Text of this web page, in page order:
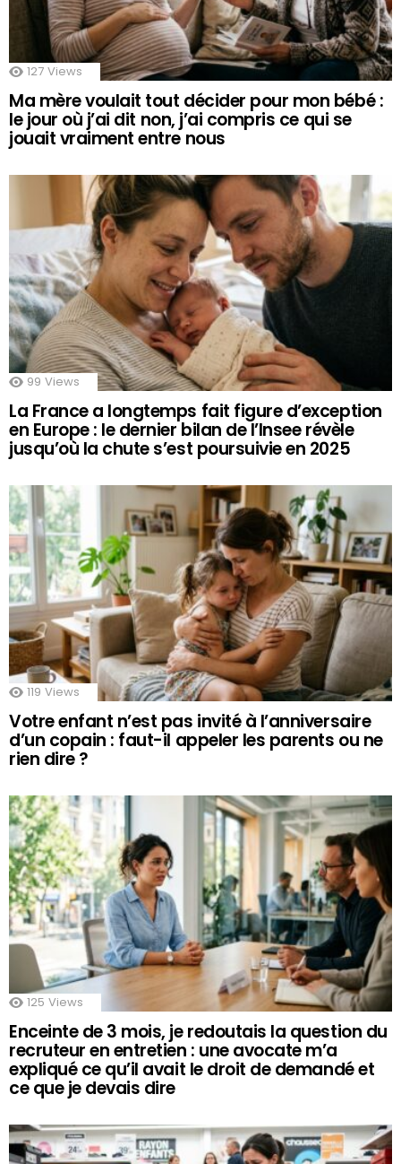
127 Views
Ma mère voulait tout décider pour mon bébé :
le jour où j’ai dit non, j’ai compris ce qui se
jouait vraiment entre nous
99 Views
La France a longtemps fait figure d’exception
en Europe : le dernier bilan de l’Insee révèle
jusqu’où la chute s’est poursuivie en 2025
119 Views
Votre enfant n’est pas invité à l’anniversaire
d’un copain : faut-il appeler les parents ou ne
rien dire ?
125 Views
Enceinte de 3 mois, je redoutais la question du
recruteur en entretien : une avocate m’a
expliqué ce qu’il avait le droit de demandé et
ce que je devais dire